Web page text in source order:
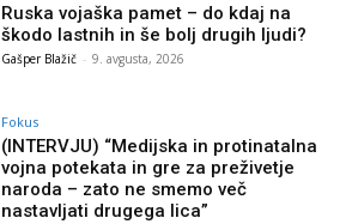
Ruska vojaška pamet – do kdaj na
škodo lastnih in še bolj drugih ljudi?
Gašper Blažič - 9. avgusta, 2026
Fokus
(INTERVJU) “Medijska in protinatalna
vojna potekata in gre za preživetje
naroda – zato ne smemo več
nastavljati drugega lica”